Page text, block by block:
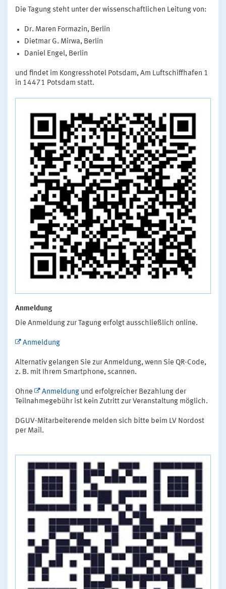
Die Tagung steht unter der wissenschaftlichen Leitung von:
Dr. Maren Formazin, Berlin
Dietmar G. Mirwa, Berlin
Daniel Engel, Berlin
und findet im Kongresshotel Potsdam, Am Luftschiffhafen 1
in 14471 Potsdam statt.
Anmeldung
Die Anmeldung zur Tagung erfolgt ausschließlich online.
Anmeldung
Alternativ gelangen Sie zur Anmeldung, wenn Sie QR-Code,
z. B. mit Ihrem Smartphone, scannen.
Ohne Anmeldung und erfolgreicher Bezahlung der
Teilnahmegebühr ist kein Zutritt zur Veranstaltung möglich.
DGUV-Mitarbeiterende melden sich bitte beim LV Nordost
per Mail.